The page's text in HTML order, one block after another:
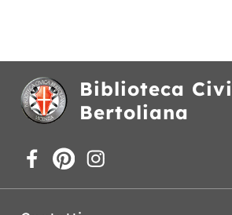
Biblioteca
Bertoliana